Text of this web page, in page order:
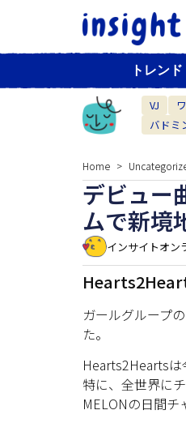
トレンド
VJ
バドミ
Home
デビュー
ムで新境
インサイトオン
ガールグループ
た。
Hearts2Heartsは
特に、全世界に
MELONの日間チ